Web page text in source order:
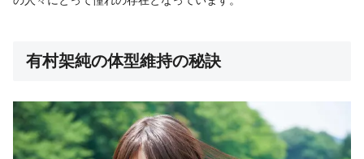
有村架純の体型維持の秘訣